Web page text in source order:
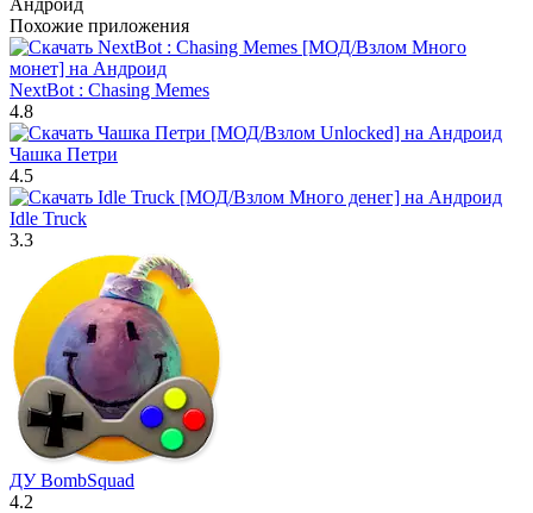
Похожие приложения
NextBot : Chasing Memes
4.8
Чашка Петри
4.5
Idle Truck
3.3
ДУ BombSquad
4.2